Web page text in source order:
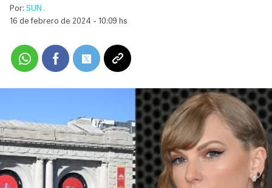
Por: SUN .
16 de febrero de 2024 - 10:09 hs